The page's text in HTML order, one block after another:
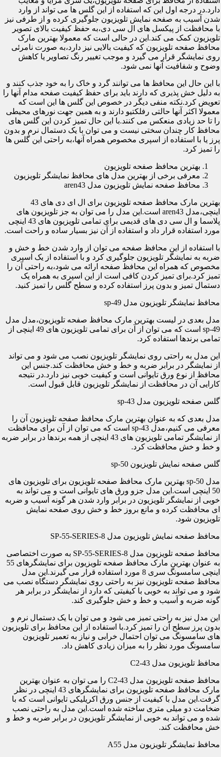
دارد.در درجه اول این که استفاده از این گلس ها می تواند از وارد
شدن آسیب به صفحه نمایش تلویزیون جلوگیری کرده و از طرفی نیز
با محافظت از پیکسل های ال سی دی،به حفظ کیفیت بالای تصویر
تلویزیون کمک می کند.این در حالی است که معمولا بهترین مارک
محافظ صفحه تلویزیون که کیفیت بالایی نیز دارد،به صورت نامرئی
روی نمایشگر قرار می گیرد و موجب تغییر رنگ تصاویر یا کاهش
وضوح و شفافیت آنها نمی شود.
با این حال این محافظ ها می توانند گرد و خاک را به خود جذب کنند و
به دلیل خش پذیری که دارند باید برای حفظ کیفیت صفحه مدام آنها را
تعویض کرد.نکته منفی دیگر در خصوص این گلس ها این است که
معمولا اکثر آنها حالتی رفلکتیو دارند و به همین جهت نورهای محیطی
را تا حد زیادی منعکس می کنند.با این حال تمیز کردن این گلس های
محافظ کار چندان سختی نیست و می توان با یک دستمال نرم و بدون
پرز یا با استفاده از اسپری مخصوص همراه آنها،به راحتی این گلس ها
را تمیز کرد.
بهترین محافظ صفحه تلویزیون
معرفی برخی از بهترین مدل های محافظ نمایشگر تلویزیون
محافظ صفحه نمایش تلویزیون مدل aren43
بهترین مارک محافظ صفحه تلویزیون برای ال ای دی های 43
اینچی،مدل aren43 است.این مدل را می توان به جز تلویزیون های
پلاسما و ال سی دی های قدیمی برای تمامی تلویزیون های 43 اینچی
مورد استفاده قرار داد و استفاده از آن نیز بسیار ساده و راحت است.
با استفاده از این محافظ صفحه می توان از وارد شدن خط و خش و
ضربه به نمایشگر تلویزیون جلوگیری کرد و با استفاده از یک اسپری
مخصوص که همراه این محافظ صفحه ارائه می شود،به راحتی آن را
تمیز کرد.برای تمیز کردن کافی است از این اسپری به همراه یک
دستمال تمیز و بدون پرز استفاده کرده و سطح گلس را تمیز کنید.
محافظ نمایشگر تلویزیون مدل sp-49
مدل بعدی در لیست بهترین مارک محافظ صفحه تلویزیون،مدل مدل
sp-49 است که می توان از آن برای تمامی تلویزیون های 49 اینچی از
تمامی برندها استفاده کرد.
این مدل به راحتی روی نمایشگر تلویزیون نصب می شود و می تواند
از نمایشگر در برابر ضربه و خط و خش محافظت کند.جنس این
محافظ از نوع ورق تایوانی است و کیفیت خوبی نیز دارد.در نتیجه
کارایی آن در محافظت از نمایشگر تلویزیون قابل قبول است.
گلس صفحه تلویزیون مدل sp-43
مدل بعدی که به عنوان بهترین مارک محافظ صفحه تلویزیون آن را
معرفی می کنیم،مدل sp-43 است که می توان از آن برای محافظت
از نمایشگر تمامی تلویزیون های 43 اینچی از همه برندها در برابر ضربه
و خط و خش محافظت کرد.
گلس صفحه نمایش تلویزیون sp-50
مدل sp-50 بهترین مارک محافظ صفحه تلویزیون برای تلویزیون های
50 اینچی است.این مدل جزو ورق های تایوانی است و می تواند به
خوبی از نمایشگر تلویزیون در برابر وارد شدن هر گونه آسیب و ضربه
ای محافظت کرده و مانع بروز خط و خش روی صفحه نمایش
تلویزیون شود.
محافظ صفحه نمایش تلویزیون مدل SP-55-SERIES-8
محافظ صفحه تلویزیون مدل SP-55-SERIES-8 به صورت اختصاصی
به عنوان بهترین مارک محافظ صفحه تلویزیون برای نمایشگرهای 55
اینچی سامسونگ سری 8 مورد استفاده قرار می گیرند.این مدل
محافظ صفحه تلویزیون نیز به راحتی روی نمایشگر دستگاه نصب می
شود و می تواند به خوبی با کیفیتی که دارد از نمایشگر در برابر هر
گونه ضربه و آسیب و خط و خش جلوگیری کند.
این مدل نیز به راحتی تمیز می شود و می توان با یک دستمال نرم و
بدون پرز سطح آن را تمیز کرد.با استفاده از این محافظ برای تلویزیون
های سامسونگ می توان احتمال خرابی و نیاز به تعمیر تلویزیون
سامسونگ مورد نظر را به میزان زیادی کاهش داد.
محافظ تلویزیون مدل C2-43
محافظ صفحه تلویزیون مدل C2-43 را می توان به عنوان بهترین
مارک محافظ صفحه تلویزیون برای نمایشگرهای 43 اینچی در نظر
گرفت.این مدل با کیفیت از جنس ورق اکریلیکی تایوانی است که با
ضخامت دو میلی متری ساخته شده است.این مدل به راحتی نصب
شده و می تواند به خوبی از نمایشگر تلویزیون در برابر ضربه و خط و
خش محافظت کند.
محافظ نمایشگر تلویزیون مدل A55